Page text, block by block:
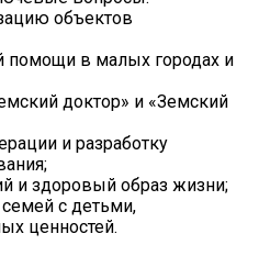
объектов
помощи в малых городах и
доктор» и «Земский
и разработку
и здоровый образ жизни;
с детьми,
ценностей.